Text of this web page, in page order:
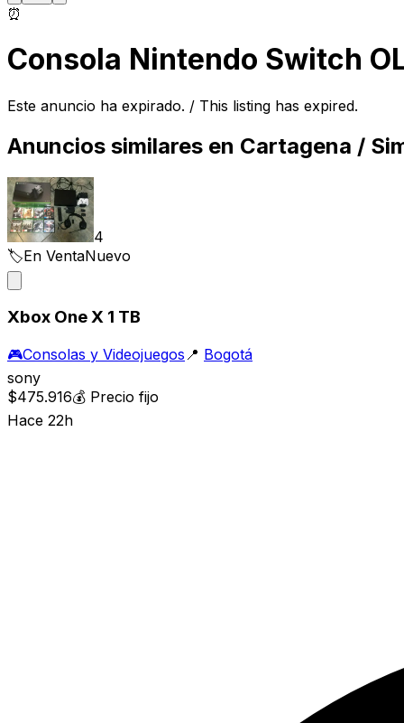
⏰
Consola Nintendo Switch
Este anuncio ha expirado. / This listing has expired.
Anuncios similares en Cartagena /
4
🏷️En VentaNuevo
Xbox One X 1 TB
🎮Consolas y Videojuegos 📍 Bogotá
sony
$475.916💰 Precio fijo
Hace 22h